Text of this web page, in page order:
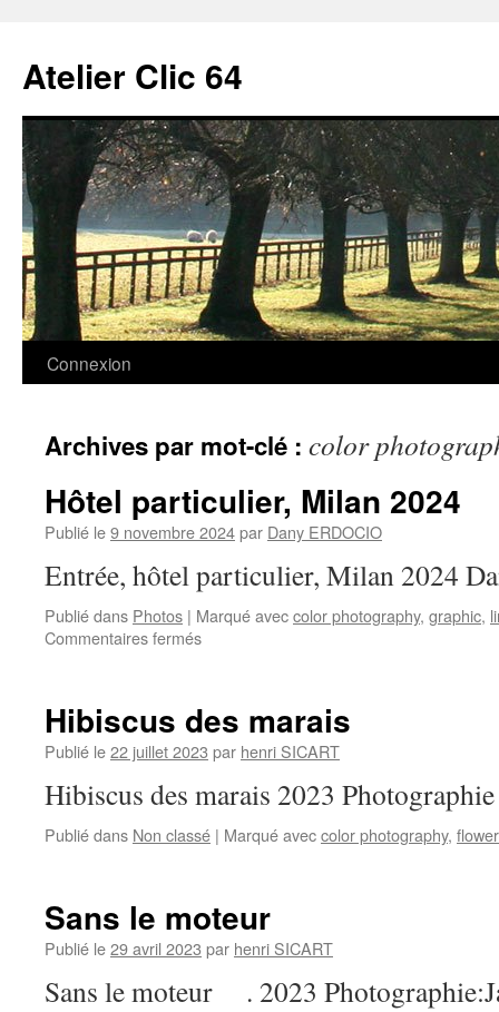
contenu
Atelier Clic 64
Connexion
Archives par mot-clé : color
Hôtel particulier, Milan 2024
Publié le9 novembre 2024par Dany ERDOCIO
Entrée, hôtel particulier, Milan 2024
Publié dans Photos | Marqué aveccolor photography, graphic,
Commentaires ferméssur
2024
Hibiscus des marais
Publié le22 juillet 2023 par henri SICART
Hibiscus des marais 2023
Publié dans Non classé | Marqué aveccolor photography,
Sans le moteur
Publié le29 avril 2023 par henri SICART
Sans le moteur . 2023